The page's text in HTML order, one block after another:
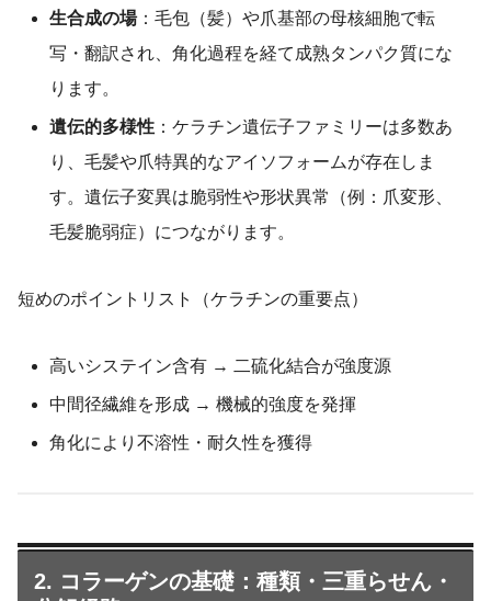
生合成の場：毛包（髪）や爪基部の母核細胞で転
写・翻訳され、角化過程を経て成熟タンパク質にな
ります。
遺伝的多様性 ：ケラチン遺伝子ファミリーは多数あ
り、毛髪や爪特異的なアイソフォームが存在しま
す。遺伝子変異は脆弱性や形状異常（例：爪変形、
毛髪脆弱症）につながります。
短めのポイントリスト（ケラチンの重要点）
高いシステイン含有 → 二硫化結合が強度源
中間径繊維を形成 → 機械的強度を発揮
角化により不溶性・耐久性を獲得
2. コラーゲンの基礎：種類・三重らせん・